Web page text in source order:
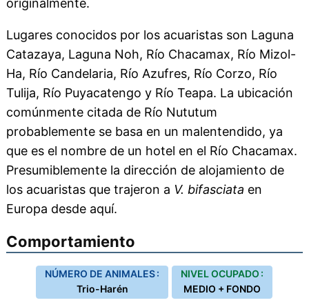
originalmente.
Lugares conocidos por los acuaristas son Laguna
Catazaya, Laguna Noh, Río Chacamax, Río Mizol-
Ha, Río Candelaria, Río Azufres, Río Corzo, Río
Tulija, Río Puyacatengo y Río Teapa. La ubicación
comúnmente citada de Río Nututum
probablemente se basa en un malentendido, ya
que es el nombre de un hotel en el Río Chacamax.
Presumiblemente la dirección de alojamiento de
los acuaristas que trajeron a V. bifasciata en
Europa desde aquí.
Comportamiento
NÚMERO DE ANIMALES :
Trio-Harén
NIVEL OCUPADO :
MEDIO + FONDO